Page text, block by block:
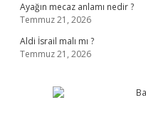
Ayağın mecaz anlamı nedir ?
Temmuz 21, 2026
Aldi İsrail malı mı ?
Temmuz 21, 2026